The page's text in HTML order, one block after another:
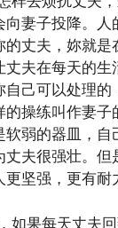
妻子投降。人
的丈夫，妳就是
夫在每天的生
己可以处理的
操练叫作妻子
软弱的器皿，自
丈夫很强壮。但
坚强，更有耐
果每天丈夫回